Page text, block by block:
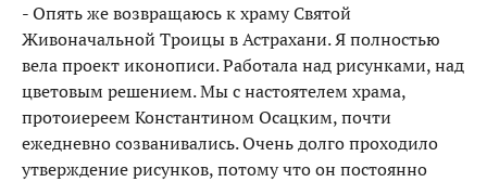
- Опять же возвращаюсь к храму Святой
Живоначальной Троицы в Астрахани. Я полностью
вела проект иконописи. Работала над рисунками, над
цветовым решением. Мы с настоятелем храма,
протоиереем Константином Осацким, почти
ежедневно созванивались. Очень долго проходило
утверждение рисунков, потому что он постоянно